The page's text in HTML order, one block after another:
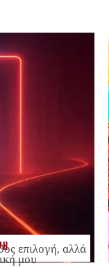
επιλογή, αλλά
μου